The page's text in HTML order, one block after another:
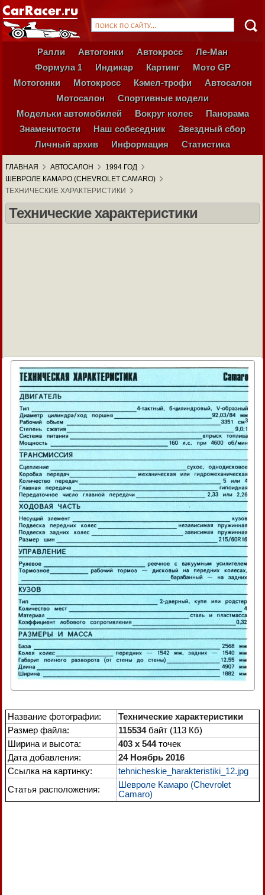
Ралли Автогонки Автокросс
Ле-Ман
Формула 1
Индикар Картинг
Мото GP
Мотогонки
Мотокросс Кэмел-трофи
Автосалон
Мотосалон
Спортивные модели
Модельки автомобилей
Вокруг колес
Панорама
Знаменитости
Наш собеседник
Звездный сбор
Личный архив
Информация Статистика
ГЛАВНАЯ АВТОСАЛОН
1994 ГОД
ШЕВРОЛЕ КАМАРО (CHEVROLET CAMARO)
ТЕХНИЧЕСКИЕ ХАРАКТЕРИСТИКИ
Технические характеристики
Название фотографии:
Технические характеристики
Размер файла:
115534байт (113 Кб)
Ширина и высота:
403 x 544точек
Дата добавления:
24 Ноябрь 2016
Ссылка на картинку:
tehnicheskie_harakteristiki_12.jpg
Статья расположения:
Шевроле Камаро (Chevrolet
Camaro)